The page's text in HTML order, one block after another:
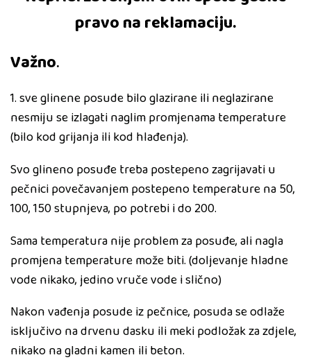
pravo na reklamaciju.
Važno.
1. sve glinene posude bilo glazirane ili neglazirane
nesmiju se izlagati naglim promjenama temperature
(bilo kod grijanja ili kod hlađenja).
Svo glineno posuđe treba postepeno zagrijavati u
pečnici povečavanjem postepeno temperature na 50,
100, 150 stupnjeva, po potrebi i do 200.
Sama temperatura nije problem za posuđe, ali nagla
promjena temperature može biti. (doljevanje hladne
vode nikako, jedino vruče vode i slično)
Nakon vađenja posude iz pečnice, posuda se odlaže
isključivo na drvenu dasku ili meki podložak za zdjele,
nikako na gladni kamen ili beton.